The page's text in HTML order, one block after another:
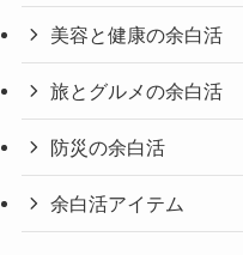
美容と健康の余白活
旅とグルメの余白活
防災の余白活
余白活アイテム